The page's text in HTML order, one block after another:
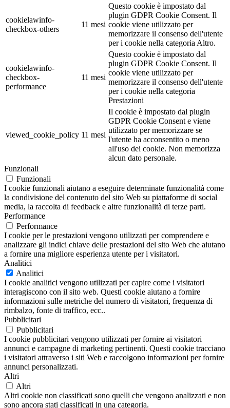
cookielawinfo-
checkbox-others
11 mesi
Questo cookie è impostato dal
plugin GDPR Cookie Consent. Il
cookie viene utilizzato per
memorizzare il consenso dell'utente
per i cookie nella categoria Altro.
cookielawinfo-
checkbox-
performance
11 mesi
Questo cookie è impostato dal
plugin GDPR Cookie Consent. Il
cookie viene utilizzato per
memorizzare il consenso dell'utente
per i cookie nella categoria
Prestazioni
viewed_cookie_policy 11 mesi
Il cookie è impostato dal plugin
GDPR Cookie Consent e viene
utilizzato per memorizzare se
l'utente ha acconsentito o meno
all'uso dei cookie. Non memorizza
alcun dato personale.
Funzionali
Funzionali
I cookie funzionali aiutano a eseguire determinate funzionalità come
la condivisione del contenuto del sito Web su piattaforme di social
media, la raccolta di feedback e altre funzionalità di terze parti.
Performance
Performance
I cookie per le prestazioni vengono utilizzati per comprendere e
analizzare gli indici chiave delle prestazioni del sito Web che aiutano
a fornire una migliore esperienza utente per i visitatori.
Analitici
Analitici
I cookie analitici vengono utilizzati per capire come i visitatori
interagiscono con il sito web. Questi cookie aiutano a fornire
informazioni sulle metriche del numero di visitatori, frequenza di
rimbalzo, fonte di traffico, ecc..
Pubblicitari
Pubblicitari
I cookie pubblicitari vengono utilizzati per fornire ai visitatori
annunci e campagne di marketing pertinenti. Questi cookie tracciano
i visitatori attraverso i siti Web e raccolgono informazioni per fornire
annunci personalizzati.
Altri
Altri
Altri cookie non classificati sono quelli che vengono analizzati e non
sono ancora stati classificati in una categoria.